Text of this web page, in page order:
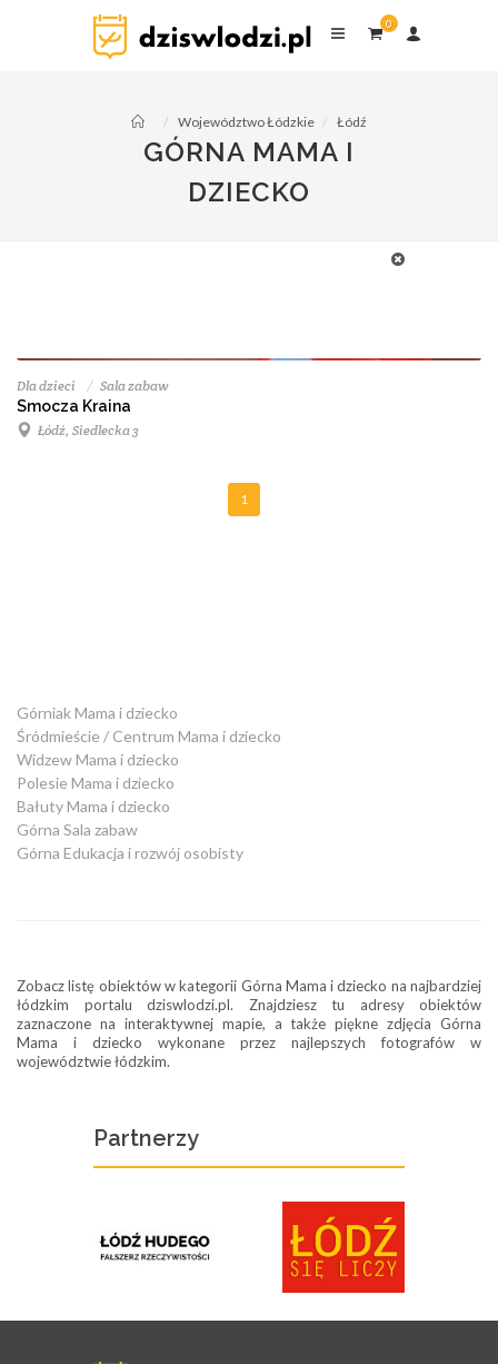
0
Województwo Łódzkie Łódź
GÓRNA MAMA I
DZIECKO
Dla dzieci Sala zabaw
Smocza Kraina
Łódź, Siedlecka 3
1
Górniak Mama i dziecko
Śródmieście / Centrum Mama i dziecko
Widzew Mama i dziecko
Polesie Mama i dziecko
Bałuty Mama i dziecko
Górna Sala zabaw
Górna Edukacja i rozwój osobisty
Zobacz listę obiektów w kategorii Górna Mama i dziecko na najbardziej
łódzkim portalu dziswlodzi.pl. Znajdziesz tu adresy obiektów
zaznaczone na interaktywnej mapie, a także piękne zdjęcia Górna
Mama i dziecko wykonane przez najlepszych fotografów w
województwie łódzkim.
Partnerzy